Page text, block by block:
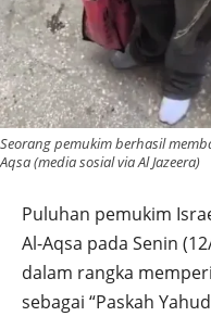
Seorang pemukim berhasil
Aqsa (media sosial via Al Jazeera)
Puluhan pemukim
Al-Aqsa pada Senin
dalam rangka
sebagai “Paskah